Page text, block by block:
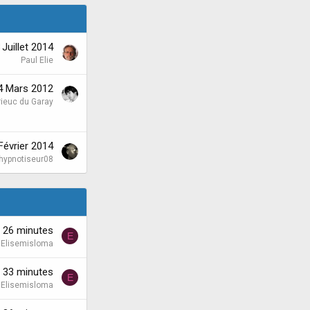
Juillet 2014
Paul Elie
Mars 2012
du Garay
2014
hypnotiseur08
26 minutes
Elisemisloma
E
33 minutes
Elisemisloma
E